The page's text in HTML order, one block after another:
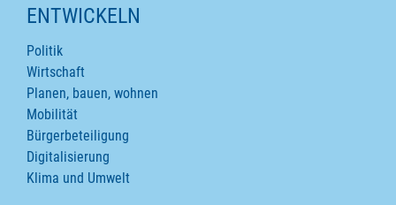
ENTWICKELN
Politik
Wirtschaft
Planen, bauen, wohnen
Mobilität
Bürgerbeteiligung
Digitalisierung
Klima und Umwelt